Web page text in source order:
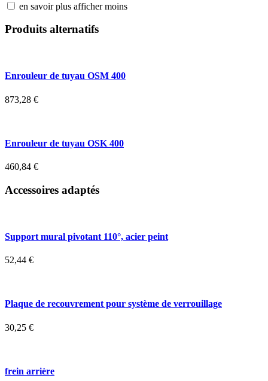
en savoir plus afficher moins
Produits alternatifs
Enrouleur de tuyau OSM 400
873,28 €
Enrouleur de tuyau OSK 400
460,84 €
Accessoires adaptés
Support mural pivotant 110°, acier peint
52,44 €
Plaque de recouvrement pour système de verrouillage
30,25 €
frein arrière